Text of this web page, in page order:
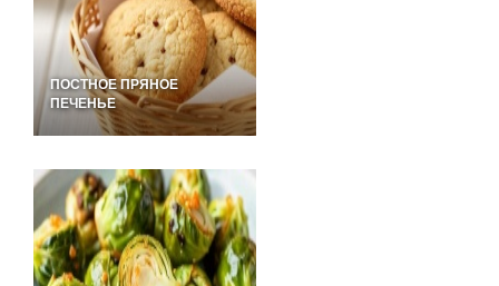
ПОСТНОЕ ПРЯНОЕ
ПЕЧЕНЬЕ